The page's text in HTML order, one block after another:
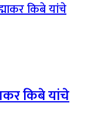
किबे यांचे